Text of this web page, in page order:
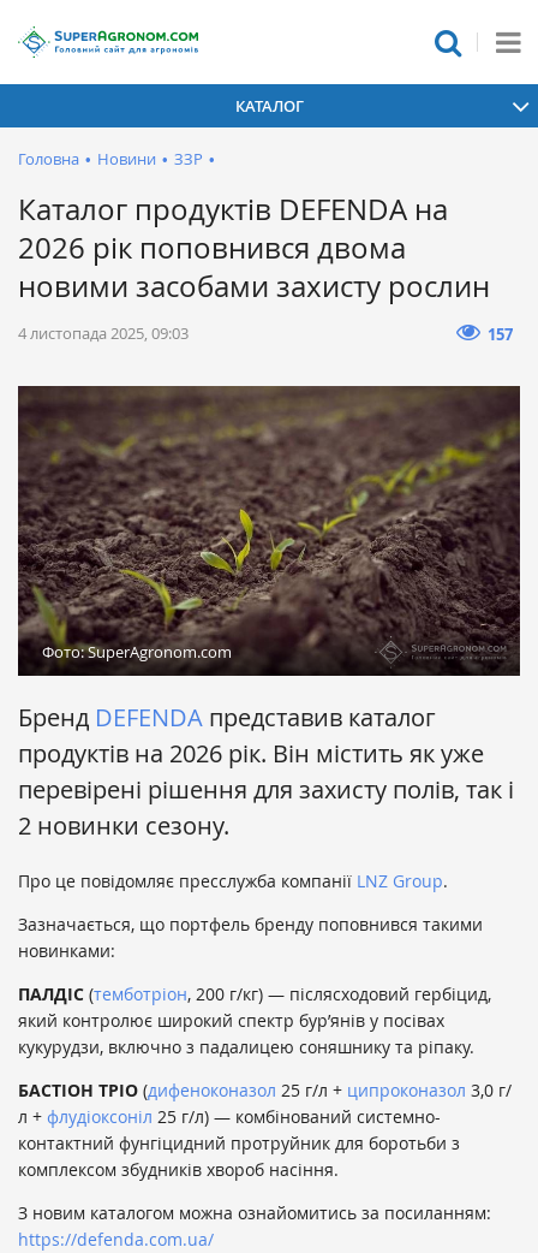
КАТАЛОГ
Головна • Новини • ЗЗР •
Каталог продуктів DEFENDA на
2026 рік поповнився двома
новими засобами захисту рослин
4 листопада 2025, 09:03 157
Фото: SuperAgronom.com
Бренд DEFENDA представив каталог
продуктів на 2026 рік. Він містить як уже
перевірені рішення для захисту полів, так і
2 новинки сезону.
Про це повідомляє пресслужба компанії LNZ Group.
Зазначається, що портфель бренду поповнився такими
новинками:
ПАЛДІС (темботріон, 200 г/кг) — післясходовий гербіцид,
який контролює широкий спектр бур’янів у посівах
кукурудзи, включно з падалицею соняшнику та ріпаку.
БАСТІОН ТРІО (дифеноконазол 25 г/л + ципроконазол 3,0 г/
л + флудіоксоніл 25 г/л) — комбінований системно-
контактний фунгіцидний протруйник для боротьби з
комплексом збудників хвороб насіння.
З новим каталогом можна ознайомитись за посиланням:
https://defenda.com.ua/